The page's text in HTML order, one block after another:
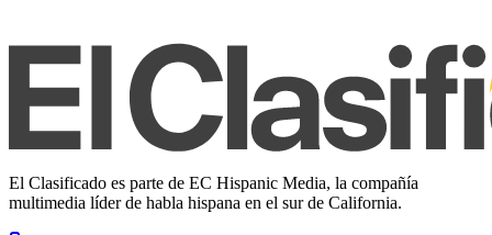
El Clasificado es parte de EC Hispanic Media, la compañía
multimedia líder de habla hispana en el sur de California.